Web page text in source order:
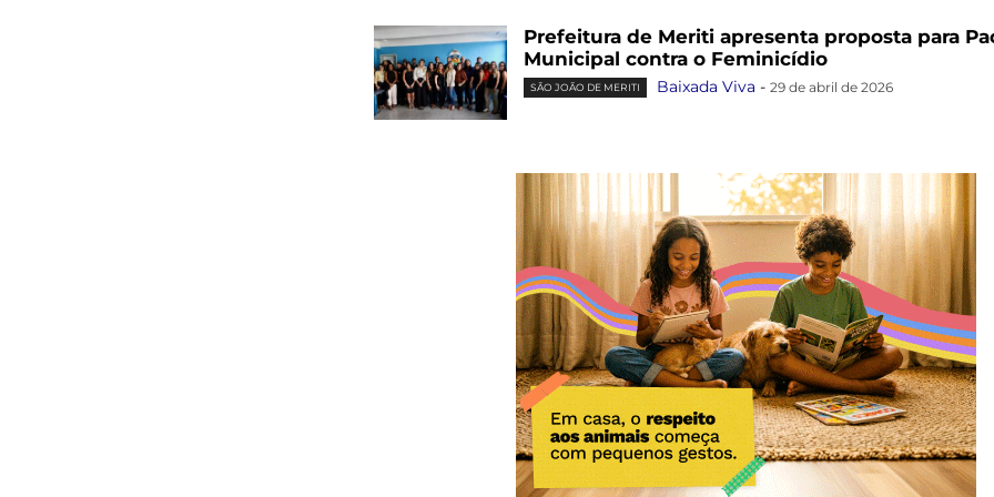
Prefeitura de Meriti apresenta proposta para
Municipal contra o Feminicídio
SÃO JOÃO DE MERITI Baixada Viva - 29 de abril de 2026